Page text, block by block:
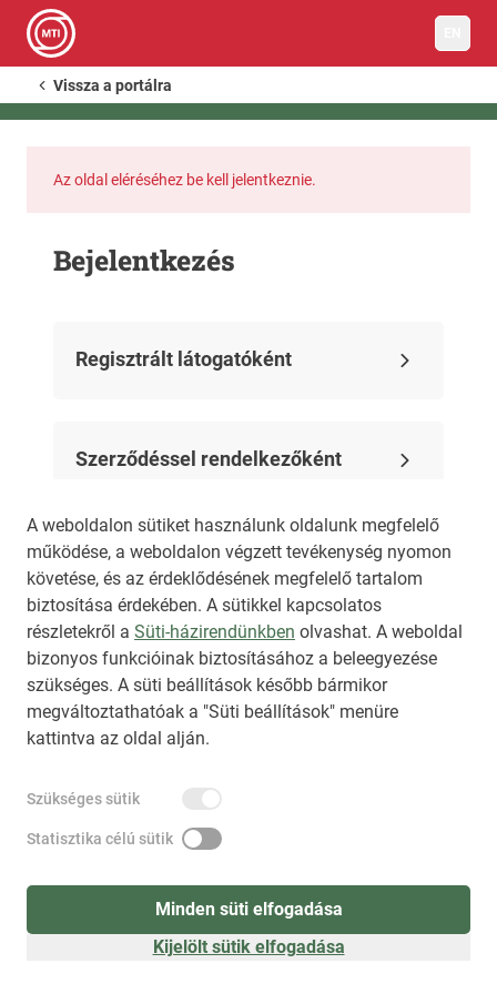
A weboldalon sütiket használunk oldalunk megfelelő
működése, a weboldalon végzett tevékenység nyomon
követése, és az érdeklődésének megfelelő tartalom
biztosítása érdekében. A sütikkel kapcsolatos
részletekről a Süti-házirendünkben olvashat. A weboldal
bizonyos funkcióinak biztosításához a beleegyezése
szükséges. A süti beállítások később bármikor
megváltoztathatóak a "Süti beállítások" menüre
kattintva az oldal alján.
Szükséges sütik
Statisztika célú sütik
Minden süti elfogadása
Kijelölt sütik elfogadása
Vissza a portálra
Az oldal eléréséhez be kell jelentkeznie.
Bejelentkezés
Regisztrált látogatóként
Szerződéssel rendelkezőként
Regisztráció(látogatóként)